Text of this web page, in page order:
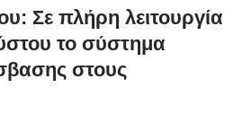
Σε πλήρη λειτουργία
το σύστημα
στους